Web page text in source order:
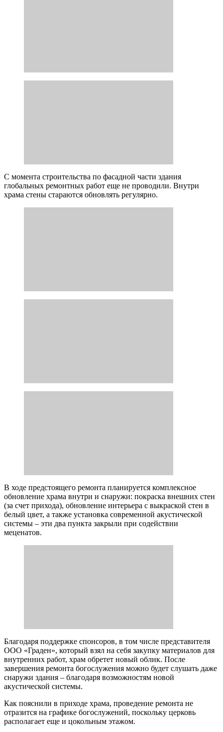
С момента строительства по фасадной части здания
глобальных ремонтных работ еще не проводили. Внутри
храма стены стараются обновлять регулярно.
В ходе предстоящего ремонта планируется комплексное
обновление храма внутри и снаружи: покраска внешних стен
(за счет прихода), обновление интерьера с выкраской стен в
белый цвет, а также установка современной акустической
системы – эти два пункта закрыли при содействии
меценатов.
Благодаря поддержке спонсоров, в том числе представителя
ООО «Граден», который взял на себя закупку материалов для
внутренних работ, храм обретет новый облик. После
завершения ремонта богослужения можно будет слушать даже
снаружи здания – благодаря возможностям новой
акустической системы.
Как пояснили в приходе храма, проведение ремонта не
отразится на графике богослужений, поскольку церковь
располагает еще и цокольным этажом.